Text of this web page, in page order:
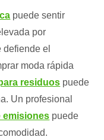
puede sentir
por
el
moda rápida
residuos puede
Un profesional
emisiones puede